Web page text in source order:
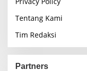
Tentang Kami
Tim Redaksi
Partners